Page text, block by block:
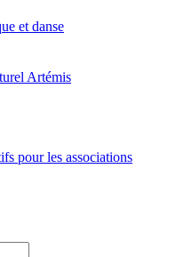
et danse
Artémis
pour les associations